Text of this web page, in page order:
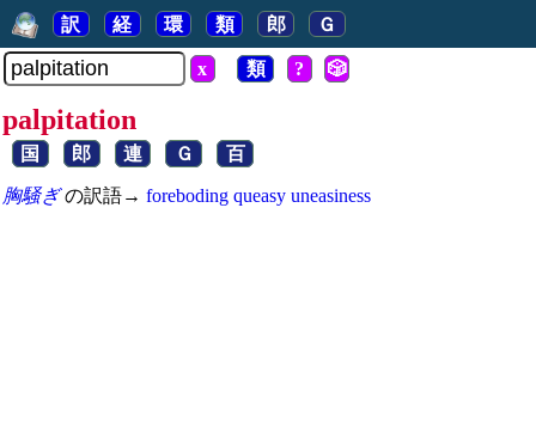
訳 経 環 類 郎 Ｇ
x 類 ? 🎲
palpitation
国 郎 連 Ｇ 百
胸騒ぎの訳語→ foreboding queasy uneasiness